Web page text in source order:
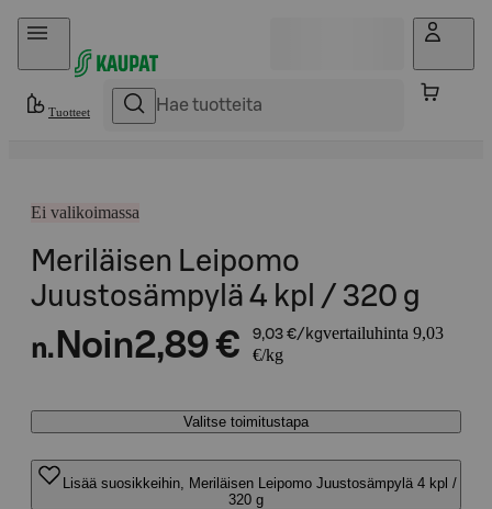
Hyppää sisältöön
Tuotteet
Ei valikoimassa
Meriläisen Leipomo
Juustosämpylä 4 kpl / 320 g
n. Noin2,89 € 9,03 €/kgvertailuhinta 9,03
€/kg
Valitse toimitustapa
Lisää suosikkeihin, Meriläisen Leipomo Juustosämpylä 4 kpl /
320 g